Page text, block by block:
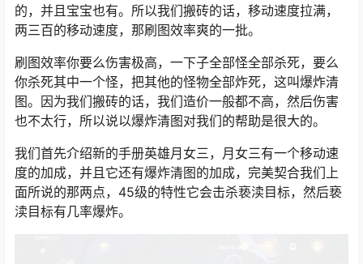
的，并且宝宝也有。所以我们搬砖的话，移动速度拉满，
两三百的移动速度，那刷图效率爽的一批。
刷图效率你要么伤害极高，一下子全部怪全部杀死，要么
你杀死其中一个怪，把其他的怪物全部炸死，这叫爆炸清
图。因为我们搬砖的话，我们造价一般都不高，然后伤害
也不太行，所以说以爆炸清图对我们的帮助是很大的。
我们首先介绍新的手册英雄月女三，月女三有一个移动速
度的加成，并且它还有爆炸清图的加成，完美契合我们上
面所说的那两点，45级的特性它会击杀亵渎目标，然后亵
渎目标有几率爆炸。